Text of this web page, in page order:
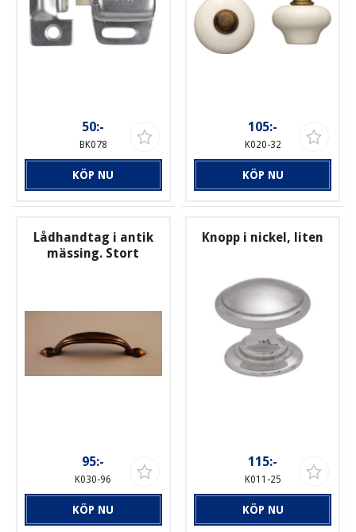
50:-
BK078
KÖP NU
105:-
K020-32
KÖP NU
Lådhandtag i antik
mässing. Stort
95:-
K030-96
KÖP NU
Knopp i nickel, liten
115:-
K011-25
KÖP NU